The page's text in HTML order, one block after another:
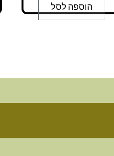
הוספה לסל